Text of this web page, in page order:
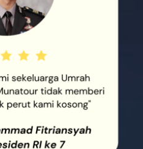
BERSAMA
SEDIKIT LUANG
KAMI KOSONG"